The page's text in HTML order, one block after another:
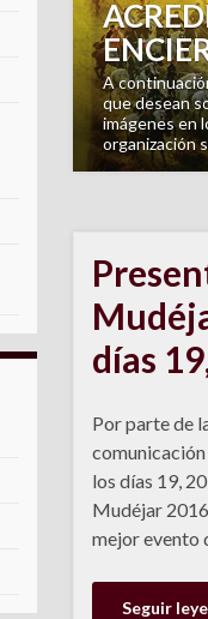
Al piano
Iglesia de
de las velas,
días
Por parte de
los días 19,
Mudéjar
mejor evento
Seguir